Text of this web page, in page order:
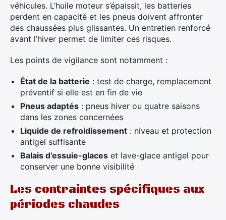
véhicules. L’huile moteur s’épaissit, les batteries
perdent en capacité et les pneus doivent affronter
des chaussées plus glissantes. Un entretien renforcé
avant l’hiver permet de limiter ces risques.
Les points de vigilance sont notamment :
État de la batterie : test de charge, remplacement
préventif si elle est en fin de vie
Pneus adaptés : pneus hiver ou quatre saisons
dans les zones concernées
Liquide de refroidissement : niveau et protection
antigel suffisante
Balais d’essuie-glaces et lave-glace antigel pour
conserver une bonne visibilité
Les contraintes spécifiques aux
périodes chaudes